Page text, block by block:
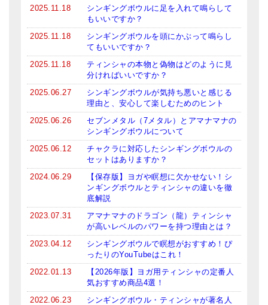
ビギナー講師・養成講座
アマナマナとは
About Us
メールお便り登録
LINEお友だち登録
2025.11.18
シンギングボウルに足を入れて鳴らして
もいいですか？
2025.11.18
シンギングボウルを頭にかぶって鳴らし
てもいいですか？
2025.11.18
ティンシャの本物と偽物はどのように見
分ければいいですか？
2025.06.27
シンギングボウルが気持ち悪いと感じる
理由と、安心して楽しむためのヒント
2025.06.26
セブンメタル（7メタル）とアマナマナの
シンギングボウルについて
2025.06.12
チャクラに対応したシンギングボウルの
セットはありますか？
2024.06.29
【保存版】ヨガや瞑想に欠かせない！シ
ンギングボウルとティンシャの違いを徹
底解説
2023.07.31
アマナマナのドラゴン（龍）ティンシャ
が高いレベルのパワーを持つ理由とは？
2023.04.12
シンギングボウルで瞑想がおすすめ！ぴ
ったりのYouTubeはこれ！
2022.01.13
【2026年版】ヨガ用ティンシャの定番人
気おすすめ商品4選！
2022.06.23
シンギングボウル・ティンシャが著名人